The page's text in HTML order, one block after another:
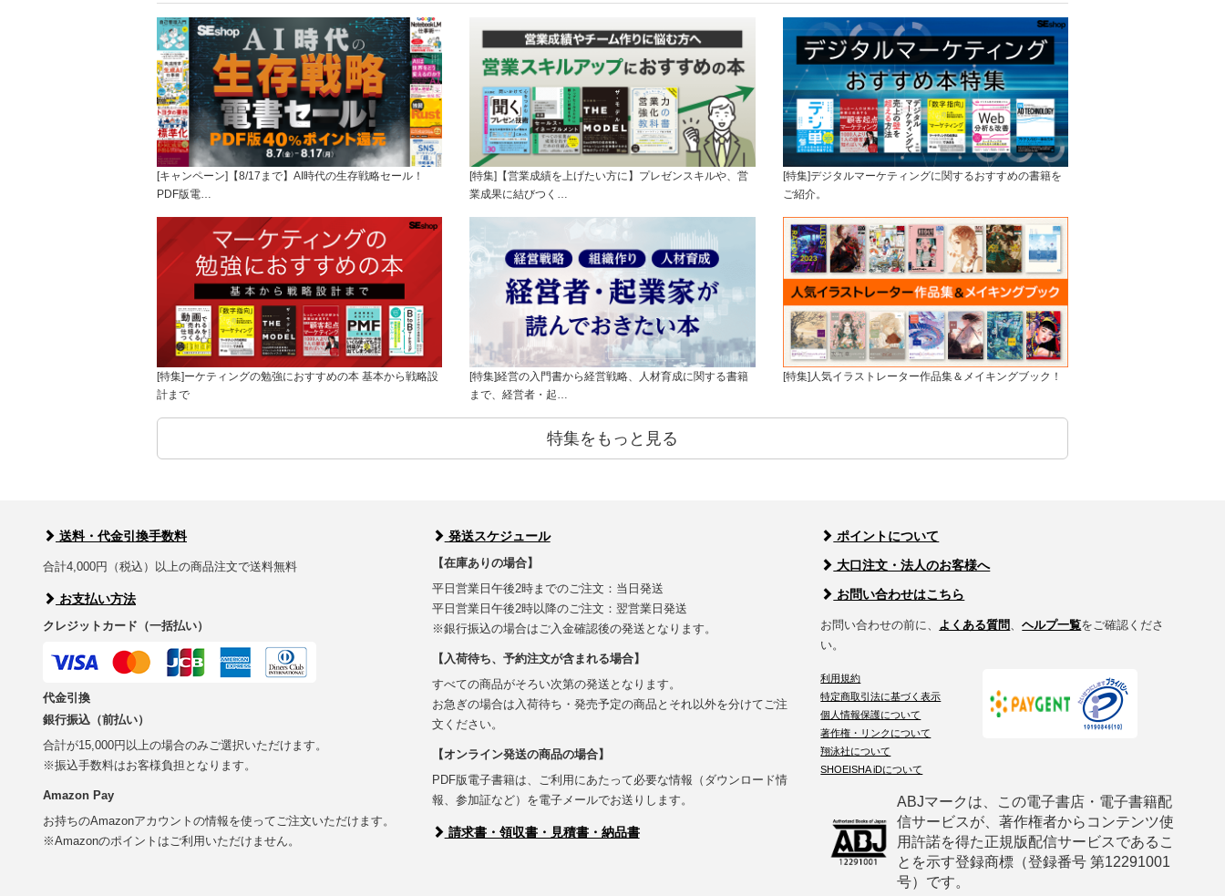
[キャンペーン]【8/17まで】AI時代の生存戦略セール！
PDF版電…
[特集]【営業成績を上げたい方に】プレゼンスキルや、営
業成果に結びつく…
[特集]デジタルマーケティングに関するおすすめの書籍を
ご紹介。
[特集]ーケティングの勉強におすすめの本 基本から戦略設
計まで
[特集]経営の入門書から経営戦略、人材育成に関する書籍
まで、経営者・起…
[特集]人気イラストレーター作品集＆メイキングブック！
特集をもっと見る
送料・代金引換手数料
合計4,000円（税込）以上の商品注文で送料無料
お支払い方法
クレジットカード（一括払い）
代金引換
銀行振込（前払い）
合計が15,000円以上の場合のみご選択いただけます。
※振込手数料はお客様負担となります。
Amazon Pay
お持ちのAmazonアカウントの情報を使ってご注文いただけます。
※Amazonのポイントはご利用いただけません。
発送スケジュール
【在庫ありの場合】
平日営業日午後2時までのご注文：当日発送
平日営業日午後2時以降のご注文：翌営業日発送
※銀行振込の場合はご入金確認後の発送となります。
【入荷待ち、予約注文が含まれる場合】
すべての商品がそろい次第の発送となります。
お急ぎの場合は入荷待ち・発売予定の商品とそれ以外を分けてご注
文ください。
【オンライン発送の商品の場合】
PDF版電子書籍は、ご利用にあたって必要な情報（ダウンロード情
報、参加証など）を電子メールでお送りします。
請求書・領収書・見積書・納品書
ポイントについて
大口注文・法人のお客様へ
お問い合わせはこちら
お問い合わせの前に、 よくある質問 、ヘルプ一覧をご確認くださ
い。
利用規約
特定商取引法に基づく表示
個人情報保護について
著作権・リンクについて
翔泳社について
SHOEISHA iDについて
ABJマークは、この電子書店・電子書籍配
信サービスが、著作権者からコンテンツ使
用許諾を得た正規版配信サービスであるこ
とを示す登録商標（登録番号 第12291001
号）です。